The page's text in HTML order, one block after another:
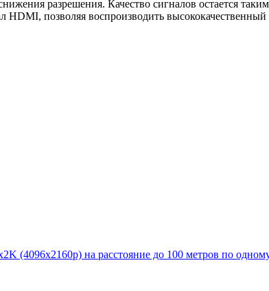
разрешения. Качество сигналов остается
HDMI, позволяя воспроизводить
(4096x2160p) на расстояние до 100 метров по